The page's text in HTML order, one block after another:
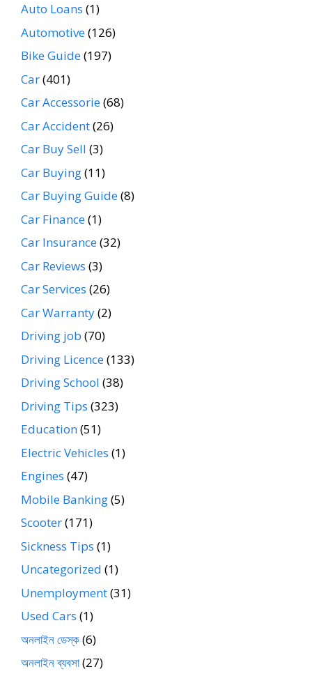
Auto Loans (1)
Automotive(126)
Bike Guide(197)
Car(401)
Car Accessorie(68)
Car Accident(26)
Car Buy Sell (3)
Car Buying(11)
Car Buying Guide(8)
Car Finance(1)
Car Insurance(32)
Car Reviews (3)
Car Services (26)
Car Warranty(2)
Driving job (70)
Driving Licence(133)
Driving School (38)
Driving Tips (323)
Education(51)
Electric Vehicles (1)
Engines (47)
Mobile Banking(5)
Scooter(171)
Sickness Tips (1)
Uncategorized (1)
Unemployment(31)
Used Cars (1)
অনলাইন ডেস্ক(6)
অনলাইন ব্যবসা(27)